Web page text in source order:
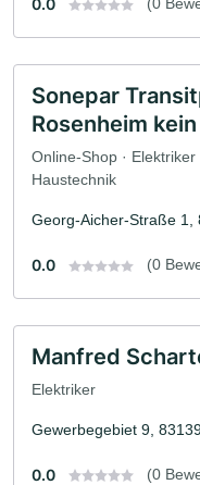
0.0 (0
Sonepar
Rosenheim
Online-Shop · Elektriker
Haustechnik
Georg-Aicher-Straße 1,
0.0 (0
Manfred
Elektriker
Gewerbegebiet 9,
0.0 (0